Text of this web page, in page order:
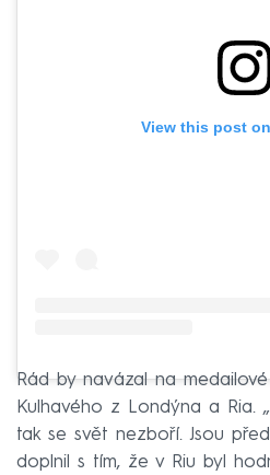
View this post
Rád by navázal na
Kulhavého z Londýna a Ria.
tak se svět nezboří. Jsou
doplnil s tím, že v Riu byl